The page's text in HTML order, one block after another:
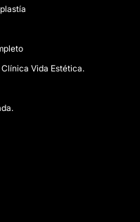
Vida Estética.